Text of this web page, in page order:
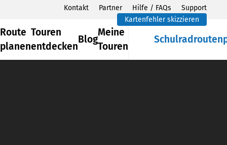
Kontakt Partner Hilfe / FAQs
Support
Kartenfehler skizzieren
Route
planen
Touren
entdecken
Blog
Meine
Touren